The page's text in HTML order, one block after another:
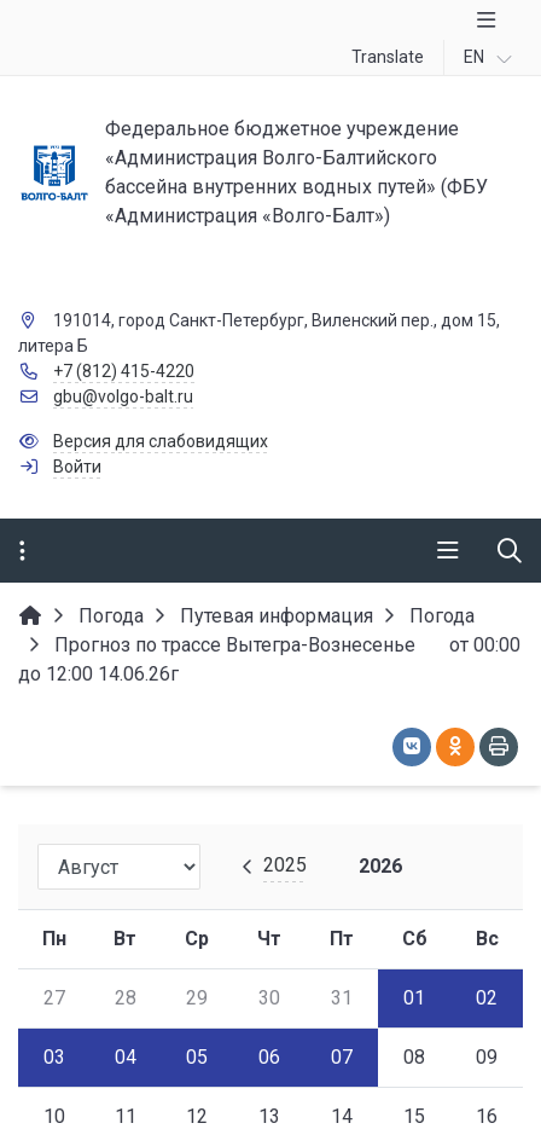
Translate EN
Федеральное бюджетное учреждение
«Администрация Волго-Балтийского
бассейна внутренних водных путей» (ФБУ
«Администрация «Волго-Балт»)
191014, город Санкт-Петербург, Виленский пер., дом 15,
литера Б
+7 (812) 415-4220
gbu@volgo-balt.ru
Версия для слабовидящих
Войти
Погода Путевая информация
Погода
Прогноз по трассе Вытегра-Вознесенье от 00:00
до 12:00 14.06.26г
2025 2026
Пн Вт Ср Чт Пт Сб Вс
27 28 29 30 31 01 02
03 04 05 06 07 08 09
10 11 12 13 14 15 16